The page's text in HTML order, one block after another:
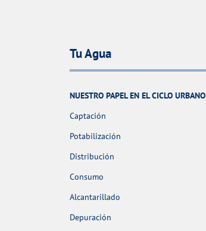
Tu Agua
NUESTRO PAPEL EN EL CICLO URBANO
Captación
Potabilización
Distribución
Consumo
Alcantarillado
Depuración